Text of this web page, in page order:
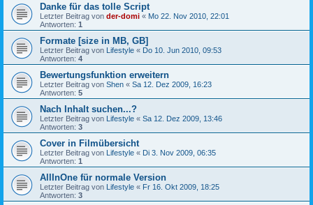
Danke für das tolle Script
Letzter Beitrag von der-domi « Mo 22. Nov 2010, 22:01
Antworten: 1
Formate [size in MB, GB]
Letzter Beitrag von Lifestyle « Do 10. Jun 2010, 09:53
Antworten: 4
Bewertungsfunktion erweitern
Letzter Beitrag von Shen « Sa 12. Dez 2009, 16:23
Antworten: 5
Nach Inhalt suchen...?
Letzter Beitrag von Lifestyle « Sa 12. Dez 2009, 13:46
Antworten: 3
Cover in Filmübersicht
Letzter Beitrag von Lifestyle « Di 3. Nov 2009, 06:35
Antworten: 1
AllInOne für normale Version
Letzter Beitrag von Lifestyle « Fr 16. Okt 2009, 18:25
Antworten: 3